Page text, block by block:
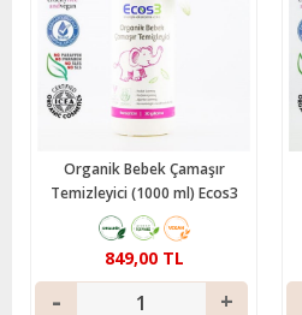
Organik Bebek Çamaşır
Temizleyici (1000 ml) Ecos3
849,00 TL